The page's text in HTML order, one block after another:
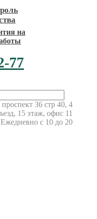
на
77
36 стр 40, 4
15 этаж, офис 11
Ежедневно с 10 до 20